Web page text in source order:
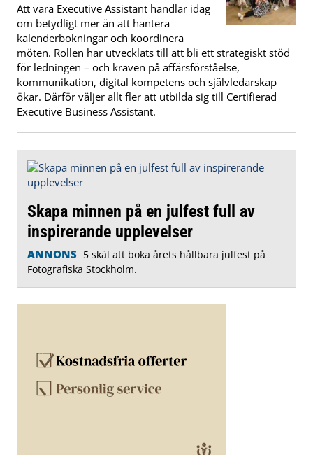
Att vara Executive Assistant handlar idag
om betydligt mer än att hantera
kalenderbokningar och koordinera
möten. Rollen har utvecklats till att bli ett strategiskt stöd
för ledningen – och kraven på affärsförståelse,
kommunikation, digital kompetens och självledarskap
ökar. Därför väljer allt fler att utbilda sig till Certifierad
Executive Business Assistant.
Skapa minnen på en julfest full av
inspirerande upplevelser
ANNONS 5 skäl att boka årets hållbara julfest på
Fotografiska Stockholm.